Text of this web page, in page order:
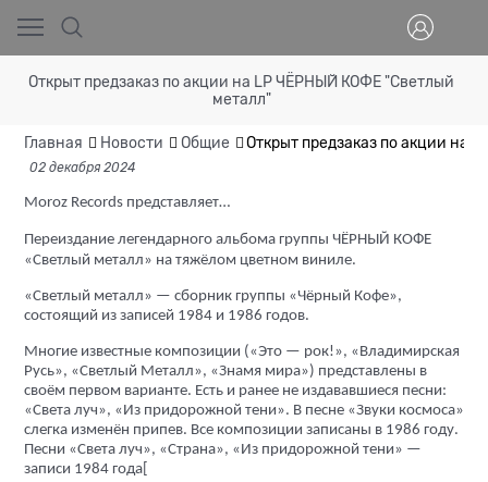
Открыт предзаказ по акции на LP ЧЁРНЫЙ КОФЕ "Светлый
металл"
Главная Новости Общие Открыт предзаказ по акции на
02 декабря 2024
Moroz Records представляет…
Переиздание легендарного альбома группы ЧЁРНЫЙ КОФЕ
«Светлый металл» на тяжёлом цветном виниле.
«Светлый металл» — сборник группы «Чёрный Кофе»,
состоящий из записей 1984 и 1986 годов.
Многие известные композиции («Это — рок!», «Владимирская
Русь», «Светлый Металл», «Знамя мира») представлены в
своём первом варианте. Есть и ранее не издававшиеся песни:
«Света луч», «Из придорожной тени». В песне «Звуки космоса»
слегка изменён припев. Все композиции записаны в 1986 году.
Песни «Света луч», «Страна», «Из придорожной тени» —
записи 1984 года